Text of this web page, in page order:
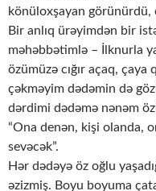
könüloxşayan
Bir anlıq ürəyimdən bir
məhəbbətimlə – İlknurla
özümüzə cığır açaq,
çəkməyim dədəmin də
dərdimi dədəmə nənəm
“Ona denən, kişi olanda,
sevəcək”.
Hər dədəyə öz oğlu
əzizmiş. Boyu boyuma